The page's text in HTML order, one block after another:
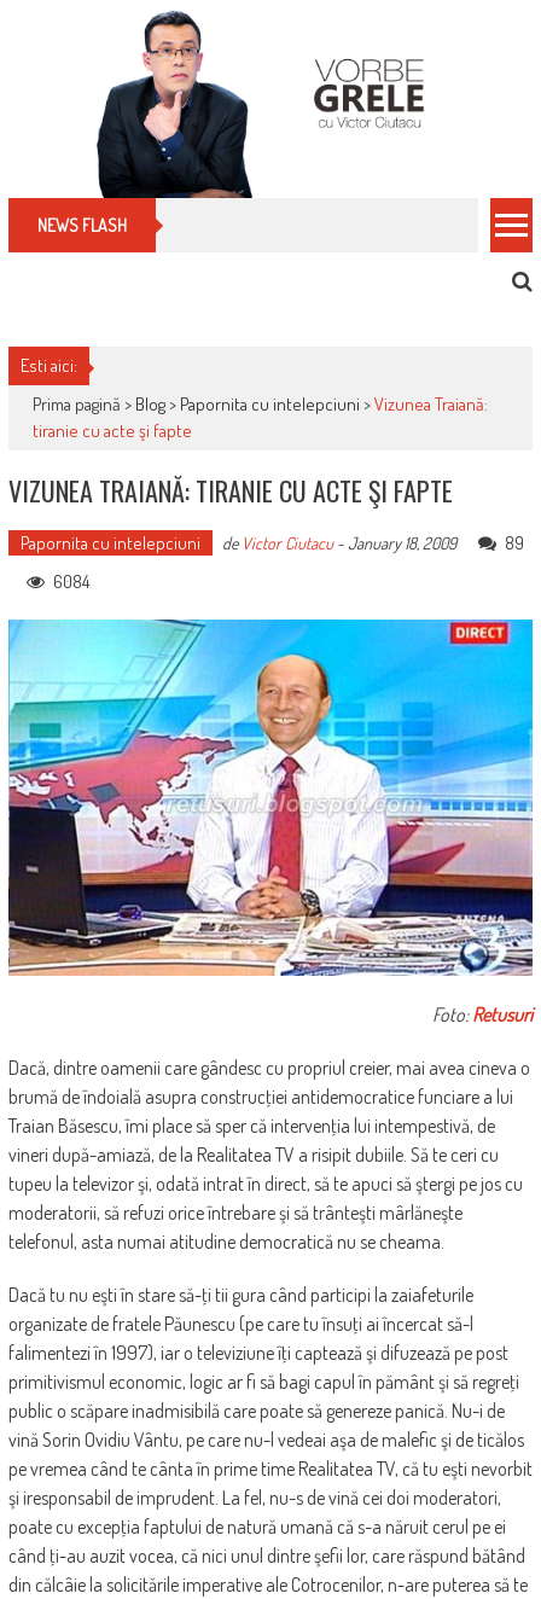
NEWS FLASH Cum îți schimbi, rapid, gratuit și eficient,
Esti aici:
Prima pagină > Blog> Papornita cu intelepciuni >Vizunea Traiană:
tiranie cu acte şi fapte
VIZUNEA TRAIANĂ: TIRANIE CU ACTE ŞI FAPTE
Papornita cu intelepciuni de Victor Ciutacu-January 18, 2009
89
6084
Foto:Retusuri
Dacă, dintre oamenii care gândesc cu propriul creier, mai avea cineva o
brumă de îndoială asupra construcţiei antidemocratice funciare a lui
Traian Băsescu, îmi place să sper că intervenţia lui intempestivă, de
vineri după-amiază, de la Realitatea TV a risipit dubiile. Să te ceri cu
tupeu la televizor şi, odată intrat în direct, să te apuci să ştergi pe jos cu
moderatorii, să refuzi orice întrebare şi să trânteşti mârlăneşte
telefonul, asta numai atitudine democratică nu se cheama.
Dacă tu nu eşti în stare să-ţi tii gura când participi la zaiafeturile
organizate de fratele Păunescu (pe care tu însuţi ai încercat să-l
falimentezi în 1997), iar o televiziune îţi captează şi difuzează pe post
primitivismul economic, logic ar fi să bagi capul în pământ şi să regreţi
public o scăpare inadmisibilă care poate să genereze panică. Nu-i de
vină Sorin Ovidiu Vântu, pe care nu-l vedeai aşa de malefic şi de ticălos
pe vremea când te cânta în prime time Realitatea TV, că tu eşti nevorbit
şi iresponsabil de imprudent. La fel, nu-s de vină cei doi moderatori,
poate cu excepţia faptului de natură umană că s-a năruit cerul pe ei
când ţi-au auzit vocea, că nici unul dintre şefii lor, care răspund bătând
din călcâie la solicitările imperative ale Cotrocenilor, n-are puterea să te